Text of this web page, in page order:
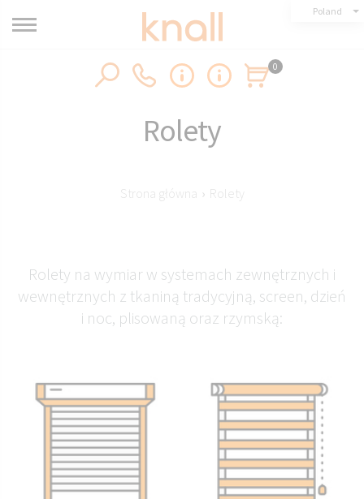
Poland
0
Rolety
Strona główna › Rolety
Rolety na wymiar w systemach zewnętrznych i
wewnętrznych z tkaniną tradycyjną, screen, dzień
i noc, plisowaną oraz rzymską: